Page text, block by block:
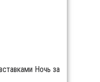
Ночь за